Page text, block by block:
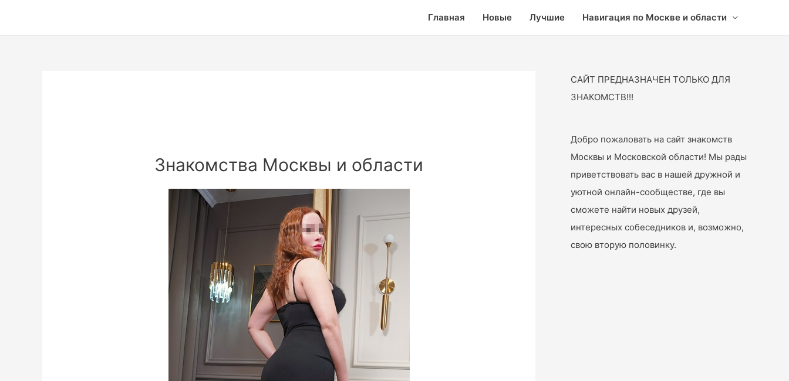
Главная Новые Лучшие Навигация по Москве и области
Знакомства Москвы и области
САЙТ ПРЕДНАЗНАЧЕН ТОЛЬКО ДЛЯ
ЗНАКОМСТВ!!!
Добро пожаловать на сайт знакомств
Москвы и Московской области! Мы рады
приветствовать вас в нашей дружной и
уютной онлайн-сообществе, где вы
сможете найти новых друзей,
интересных собеседников и, возможно,
свою вторую половинку.